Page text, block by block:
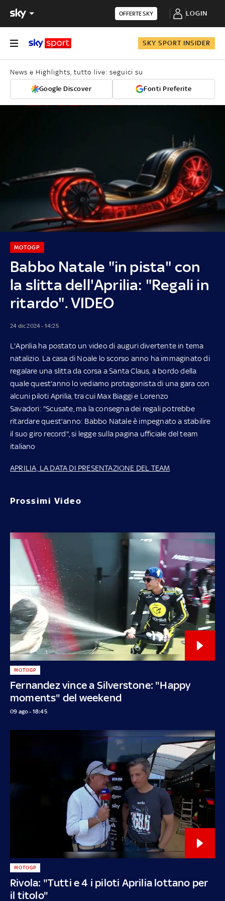
OFFERTE SKY LOGIN
SKY SPORT INSIDER
News e Highlights, tutto live: seguici su
Google Discover Fonti Preferite
Babbo Natale "in pista" con
la slitta dell'Aprilia: "Regali in
ritardo". VIDEO
MOTOGP
24 dic 2024 - 14:25
L'Aprilia ha postato un video di auguri divertente in tema
natalizio. La casa di Noale lo scorso anno ha immaginato di
regalare una slitta da corsa a Santa Claus, a bordo della
quale quest'anno lo vediamo protagonista di una gara con
alcuni piloti Aprilia, tra cui Max Biaggi e Lorenzo
Savadori: "Scusate, ma la consegna dei regali potrebbe
ritardare quest'anno: Babbo Natale è impegnato a stabilire
il suo giro record", si legge sulla pagina ufficiale del team
italiano
APRILIA, LA DATA DI PRESENTAZIONE DEL TEAM
Prossimi Video
Fernandez vince a Silverstone: "Happy
moments" del weekend
MOTOGP
09 ago - 18:45
Rivola: "Tutti e 4 i piloti Aprilia lottano per
il titolo"
MOTOGP